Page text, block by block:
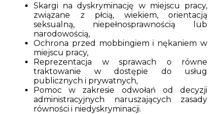
Skargi na dyskryminację w miejscu pracy,
związane z płcią, wiekiem, orientacją
seksualną, niepełnosprawnością lub
narodowością,
Ochrona przed mobbingiem i nękaniem w
miejscu pracy,
Reprezentacja w sprawach o równe
traktowanie w dostępie do usług
publicznych i prywatnych,
Pomoc w zakresie odwołań od decyzji
administracyjnych naruszających zasady
równości i niedyskryminacji.